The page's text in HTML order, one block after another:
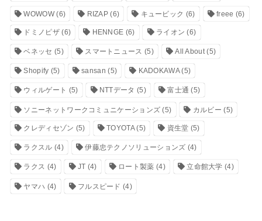
WOWOW(6) RIZAP (6) キュービック (6) freee (6)
ドミノピザ(6) HENNGE (6) ライオン (6)
ベネッセ (5) スマートニュース (5) All About(5)
Shopify (5) sansan (5) KADOKAWA(5)
ウィルゲート (5) NTTデータ (5) 富士通 (5)
ソニーネットワークコミュニケーションズ (5) カルビー (5)
クレディセゾン (5) TOYOTA(5) 資生堂 (5)
ラクスル (4) 伊藤忠テクノソリューションズ (4)
ラクス (4) JT (4) ロート製薬 (4) 立命館大学 (4)
ヤマハ (4) フルスピード (4)